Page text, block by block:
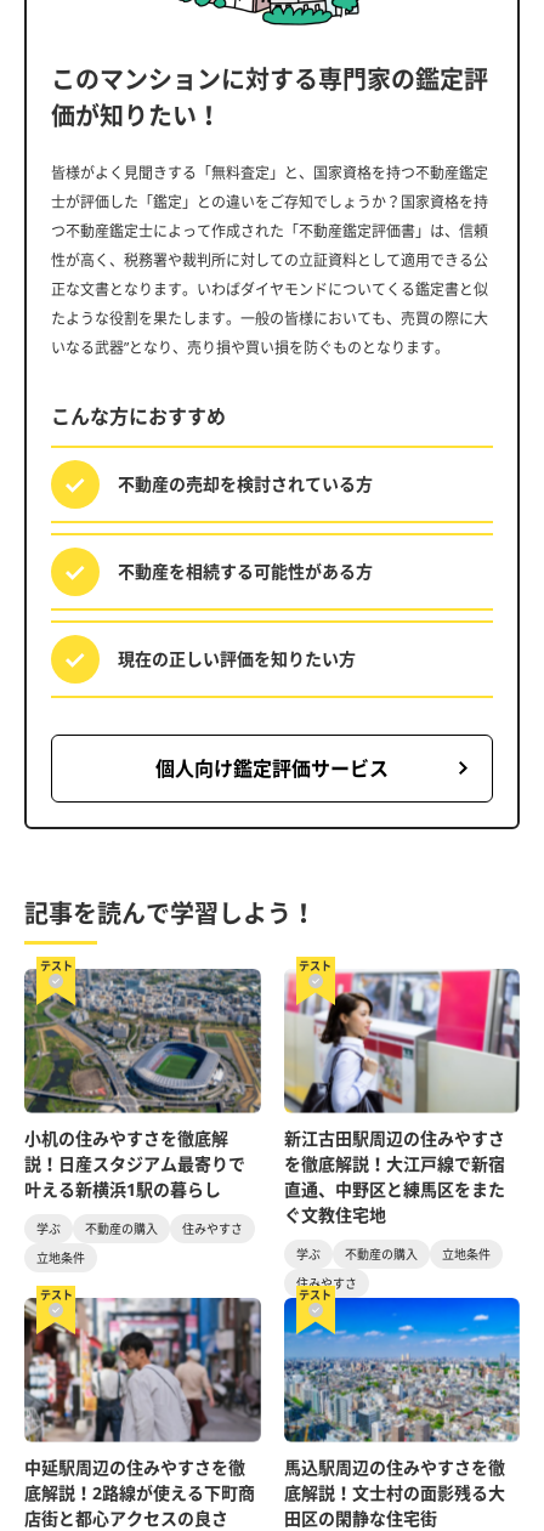
このマンションに対する専門家の鑑定評
価が知りたい！
皆様がよく見聞きする「無料査定」と、国家資格を持つ不動産鑑定
士が評価した「鑑定」との違いをご存知でしょうか？国家資格を持
つ不動産鑑定士によって作成された「不動産鑑定評価書」は、信頼
性が高く、税務署や裁判所に対しての立証資料として適用できる公
正な文書となります。いわばダイヤモンドについてくる鑑定書と似
たような役割を果たします。一般の皆様においても、売買の際に大
いなる武器”となり、売り損や買い損を防ぐものとなります。
こんな方におすすめ
不動産の売却を検討されている方
不動産を相続する可能性がある方
現在の正しい評価を知りたい方
個人向け鑑定評価サービス
記事を読んで学習しよう！
テスト
小机の住みやすさを徹底解
説！日産スタジアム最寄りで
叶える新横浜1駅の暮らし
学ぶ 不動産の購入
住みやすさ
立地条件
テスト
新江古田駅周辺の住みやすさ
を徹底解説！大江戸線で新宿
直通、中野区と練馬区をまた
ぐ文教住宅地
学ぶ 不動産の購入
立地条件
住みやすさ
テスト
中延駅周辺の住みやすさを徹
底解説！2路線が使える下町商
店街と都心アクセスの良さ
テスト
馬込駅周辺の住みやすさを徹
底解説！文士村の面影残る大
田区の閑静な住宅街